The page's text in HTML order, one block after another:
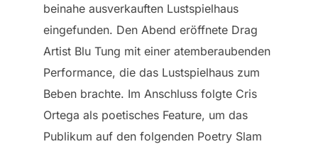
beinahe ausverkauften Lustspielhaus
eingefunden. Den Abend eröffnete Drag
Artist Blu Tung mit einer atemberaubenden
Performance, die das Lustspielhaus zum
Beben brachte. Im Anschluss folgte Cris
Ortega als poetisches Feature, um das
Publikum auf den folgenden Poetry Slam